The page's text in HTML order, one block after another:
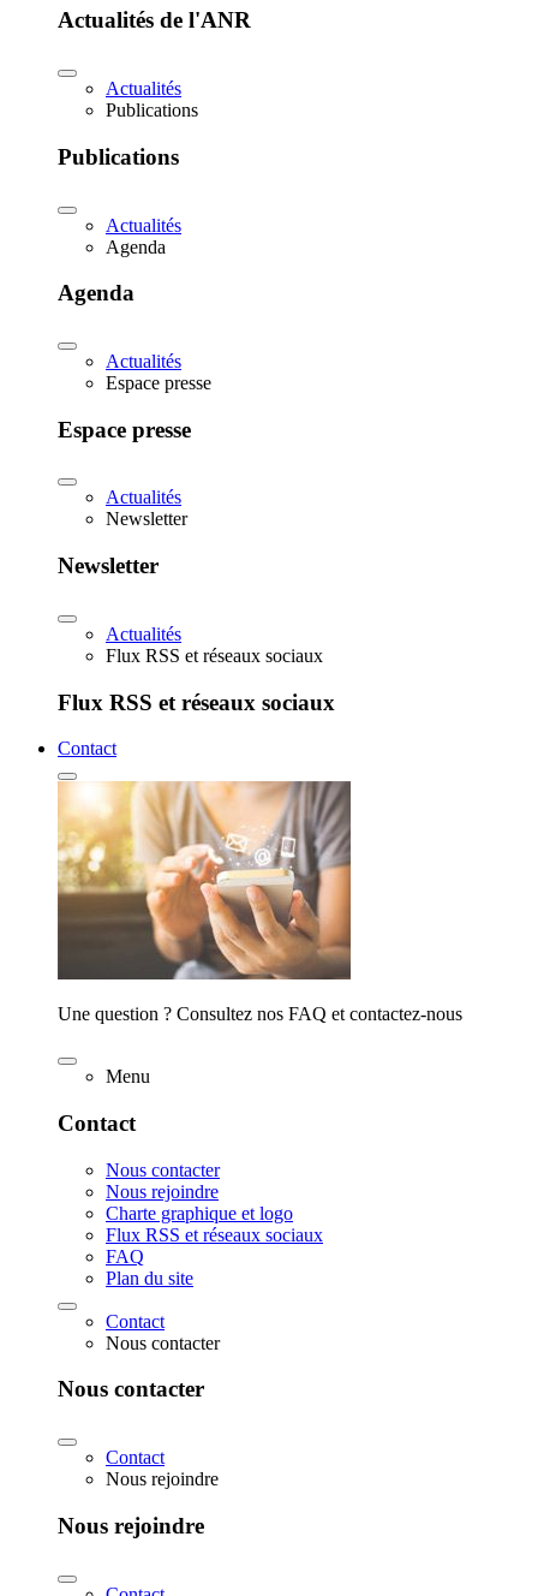
Actualités de l'ANR
Actualités
Publications
Publications
Actualités
Agenda
Agenda
Actualités
Espace presse
Espace presse
Actualités
Newsletter
Newsletter
Actualités
Flux RSS et réseaux sociaux
Flux RSS et réseaux sociaux
Contact
Une question ? Consultez nos FAQ et contactez-nous
Menu
Contact
Nous contacter
Nous rejoindre
Charte graphique et logo
Flux RSS et réseaux sociaux
FAQ
Plan du site
Contact
Nous contacter
Nous contacter
Contact
Nous rejoindre
Nous rejoindre